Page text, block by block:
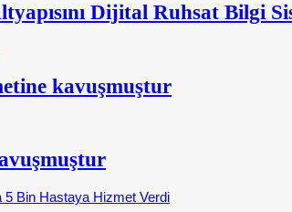
Dijital Ruhsat Bilgi
kavuşmuştur